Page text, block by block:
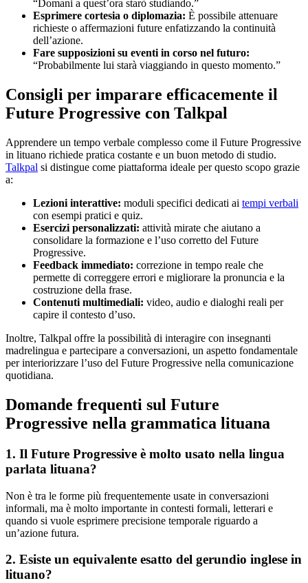
“Domani a quest’ora starò studiando.”
Esprimere cortesia o diplomazia: È possibile attenuare
richieste o affermazioni future enfatizzando la continuità
dell’azione.
Fare supposizioni su eventi in corso nel futuro:
“Probabilmente lui starà viaggiando in questo momento.”
Consigli per imparare efficacemente il
Future Progressive con Talkpal
Apprendere un tempo verbale complesso come il Future Progressive
in lituano richiede pratica costante e un buon metodo di studio.
Talkpal si distingue come piattaforma ideale per questo scopo grazie
a:
Lezioni interattive: moduli specifici dedicati ai tempi verbali
con esempi pratici e quiz.
Esercizi personalizzati: attività mirate che aiutano a
consolidare la formazione e l’uso corretto del Future
Progressive.
Feedback immediato: correzione in tempo reale che
permette di correggere errori e migliorare la pronuncia e la
costruzione della frase.
Contenuti multimediali: video, audio e dialoghi reali per
capire il contesto d’uso.
Inoltre, Talkpal offre la possibilità di interagire con insegnanti
madrelingua e partecipare a conversazioni, un aspetto fondamentale
per interiorizzare l’uso del Future Progressive nella comunicazione
quotidiana.
Domande frequenti sul Future
Progressive nella grammatica lituana
1. Il Future Progressive è molto usato nella lingua
parlata lituana?
Non è tra le forme più frequentemente usate in conversazioni
informali, ma è molto importante in contesti formali, letterari e
quando si vuole esprimere precisione temporale riguardo a
un’azione futura.
2. Esiste un equivalente esatto del gerundio inglese in
lituano?